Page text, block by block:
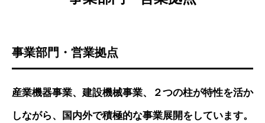
事業部門・営業拠点
産業機器事業、建設機械事業、２つの柱が特性を活か
しながら、国内外で積極的な事業展開をしています。